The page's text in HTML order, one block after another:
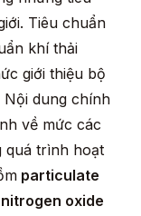
Tiêu chuẩn
khí thải
giới thiệu bộ
Nội dung chính
về mức các
quá trình hoạt
particulate
oxide